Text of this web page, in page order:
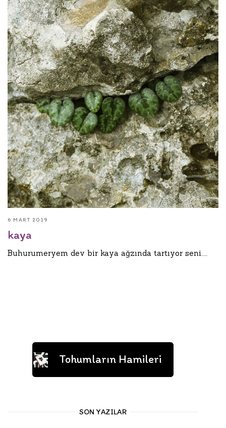
6 MART 2019
kaya
Buhurumeryem dev bir kaya ağzında tartıyor seni....
Tohumların Hamileri
SON YAZILAR